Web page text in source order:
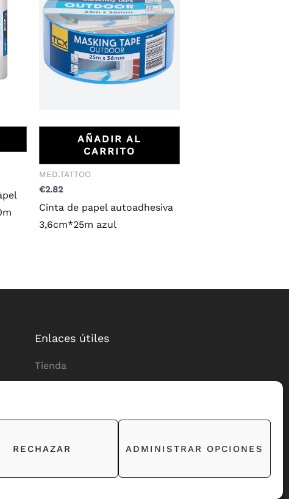
RECHAZAR ADMINISTRAR OPCIONES
AÑADIR AL
CARRITO
MED.TATTOO
€2.82
Cinta de papel autoadhesiva
3,6cm*25m azul
Enlaces útiles
Tienda